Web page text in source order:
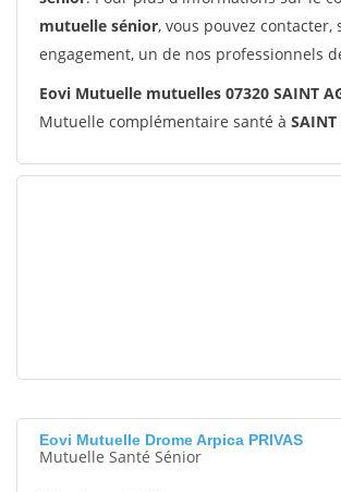
mutuelle sénior, vous pouvez contacter,
engagement, un de nos professionnels
Eovi Mutuelle mutuelles 07320 SAINT
Mutuelle complémentaire santé à SAINT
Eovi Mutuelle Drome Arpica PRIVAS
Mutuelle Santé Sénior